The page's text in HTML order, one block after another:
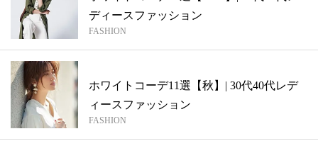
ディースファッション
FASHION
ホワイトコーデ11選【秋】| 30代40代レデ
ィースファッション
FASHION